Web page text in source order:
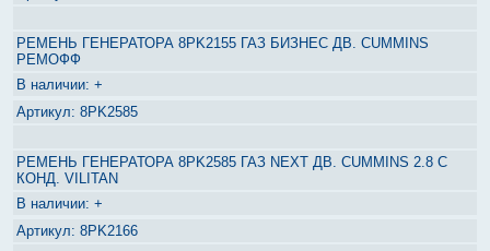
РЕМЕНЬ ГЕНЕРАТОРА 8PK2155 ГАЗ БИЗНЕС ДВ. CUMMINS
РЕМОФФ
+
8PK2585
РЕМЕНЬ ГЕНЕРАТОРА 8PK2585 ГАЗ NEXT ДВ. CUMMINS 2.8 С
КОНД. VILITAN
+
8PK2166